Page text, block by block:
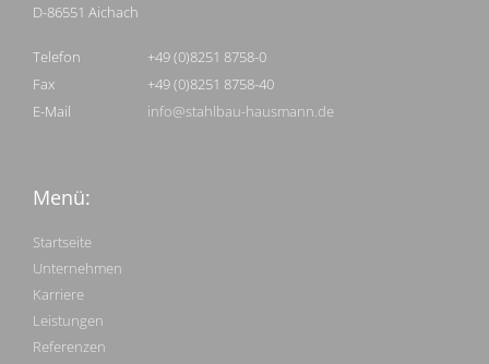
D-86551 Aichach
Telefon
Fax
E-Mail
+49 (0)8251 8758-0
+49 (0)8251 8758-40
info@stahlbau-hausmann.de
Menü:
Startseite
Unternehmen
Karriere
Leistungen
Referenzen